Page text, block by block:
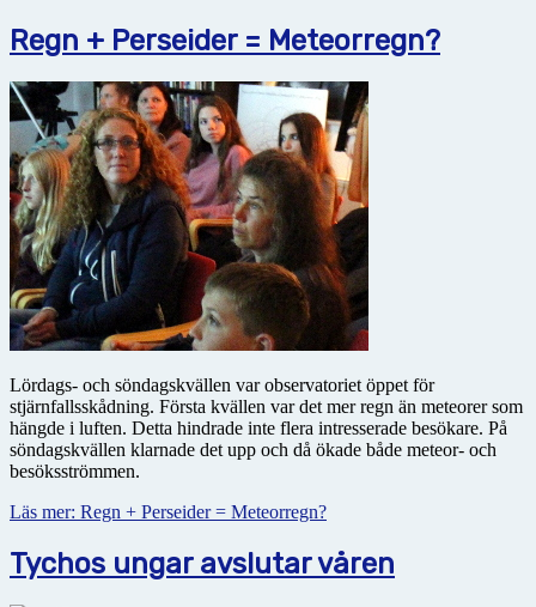
Regn + Perseider = Meteorregn?
Lördags- och söndagskvällen var observatoriet öppet för
stjärnfallsskådning. Första kvällen var det mer regn än meteorer som
hängde i luften. Detta hindrade inte flera intresserade besökare. På
söndagskvällen klarnade det upp och då ökade både meteor- och
besöksströmmen.
Läs mer: Regn + Perseider = Meteorregn?
Tychos ungar avslutar våren